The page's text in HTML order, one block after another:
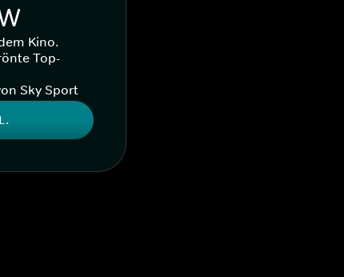
Kino.
Top-
Sky Sport